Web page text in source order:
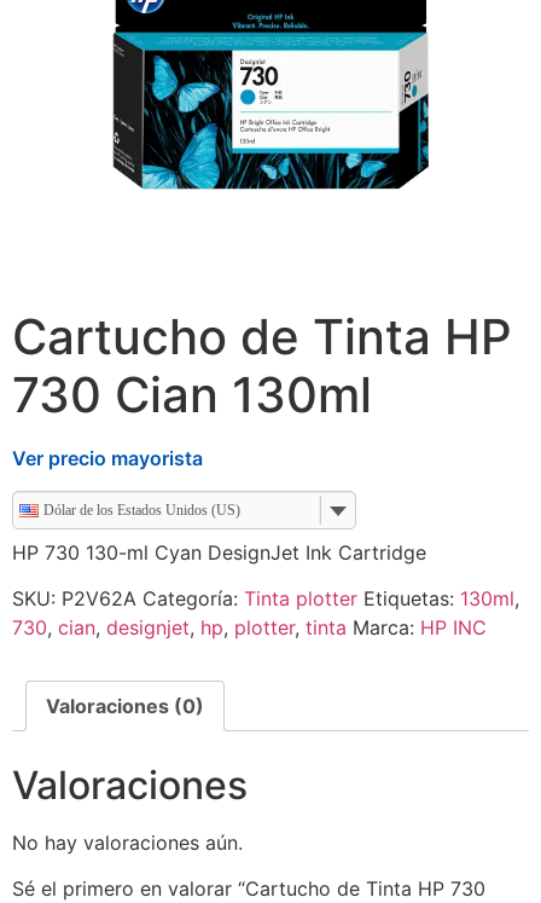
Cartucho de Tinta HP
730 Cian 130ml
Ver precio mayorista
Dólar de los Estados Unidos (US)
HP 730 130-ml Cyan DesignJet Ink Cartridge
SKU: P2V62A Categoría: Tinta plotter Etiquetas: 130ml,
730, cian, designjet, hp, plotter, tinta Marca: HP INC
Valoraciones (0)
Valoraciones
No hay valoraciones aún.
Sé el primero en valorar “Cartucho de Tinta HP 730